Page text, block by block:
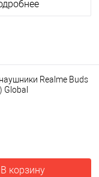
Realme Buds
Global
В корзину